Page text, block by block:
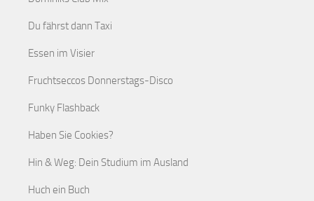
Du fährst dann Taxi
Essen im Visier
Fruchtseccos Donnerstags-Disco
Funky Flashback
Haben Sie Cookies?
Hin & Weg: Dein Studium im Ausland
Huch ein Buch